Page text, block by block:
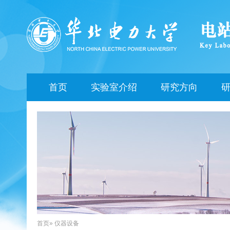
首页 实验室介绍 研究方向
首页» 仪器设备